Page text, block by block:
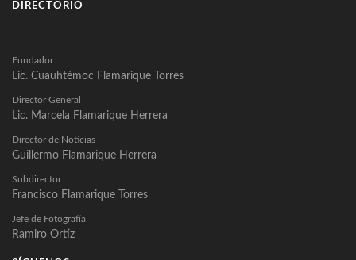
DIRECTORIO
Fundador
Lic. Cuauhtémoc Flamarique Torres
Director General
Lic. Marcela Flamarique Herrera
Director de Noticias
Guillermo Flamarique Herrera
Subdirector
Francisco Flamarique Torres
Jefe de Fotografía
Ramiro Ortíz